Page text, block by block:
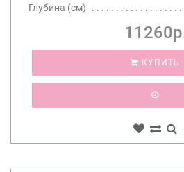
Глубина (см)
КУПИТЬ